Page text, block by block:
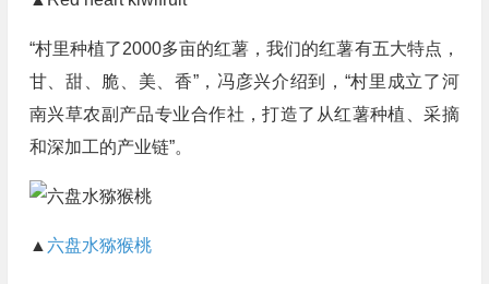
“村里种植了2000多亩的红薯，我们的红薯有五大特点，
甘、甜、脆、美、香”，冯彦兴介绍到，“村里成立了河
南兴草农副产品专业合作社，打造了从红薯种植、采摘
和深加工的产业链”。
▲ 六盘水猕猴桃